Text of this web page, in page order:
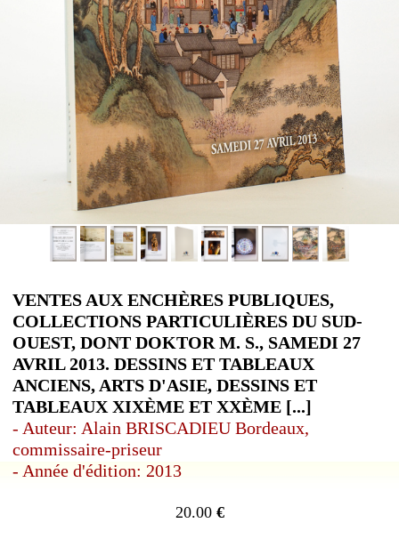
VENTES AUX ENCHÈRES PUBLIQUES,
COLLECTIONS PARTICULIÈRES DU SUD-
OUEST, DONT DOKTOR M. S., SAMEDI 27
AVRIL 2013. DESSINS ET TABLEAUX
ANCIENS, ARTS D'ASIE, DESSINS ET
TABLEAUX XIXÈME ET XXÈME [...]
- Auteur: Alain BRISCADIEU Bordeaux,
commissaire-priseur
- Année d'édition: 2013
20.00€